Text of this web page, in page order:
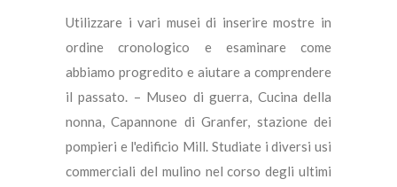
Utilizzare i vari musei di inserire mostre in
ordine cronologico e esaminare come
abbiamo progredito e aiutare a comprendere
il passato. – Museo di guerra, Cucina della
nonna, Capannone di Granfer, stazione dei
pompieri e l'edificio Mill. Studiate i diversi usi
commerciali del mulino nel corso degli ultimi